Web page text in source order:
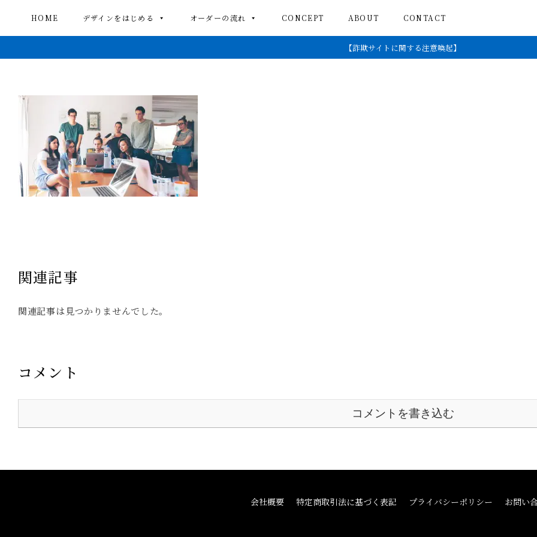
HOME デザインをはじめる オーダーの流れ CONCEPT ABOUT CONTACT
【詐欺サイトに関する注意喚起】
関連記事
関連記事は見つかりませんでした。
コメント
コメントを書き込む
会社概要 特定商取引法に基づく表記 プライバシーポリシー お問い